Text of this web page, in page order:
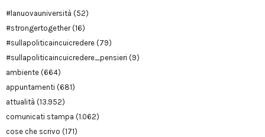
#lanuovauniversità (52)
#strongertogether(16)
#sullapoliticaincuicredere (79)
#sullapoliticaincuicredere_pensieri (9)
ambiente (664)
appuntamenti (681)
attualità (13.952)
comunicati stampa (1.062)
cose che scrivo (171)